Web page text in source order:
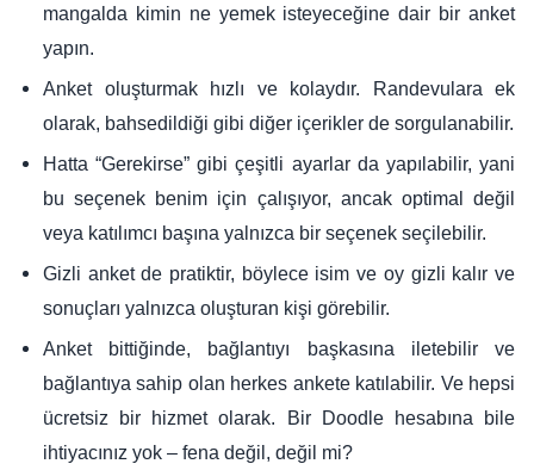
mangalda kimin ne yemek isteyeceğine dair bir anket
yapın.
Anket oluşturmak hızlı ve kolaydır. Randevulara ek
olarak, bahsedildiği gibi diğer içerikler de sorgulanabilir.
Hatta “Gerekirse” gibi çeşitli ayarlar da yapılabilir, yani
bu seçenek benim için çalışıyor, ancak optimal değil
veya katılımcı başına yalnızca bir seçenek seçilebilir.
Gizli anket de pratiktir, böylece isim ve oy gizli kalır ve
sonuçları yalnızca oluşturan kişi görebilir.
Anket bittiğinde, bağlantıyı başkasına iletebilir ve
bağlantıya sahip olan herkes ankete katılabilir. Ve hepsi
ücretsiz bir hizmet olarak. Bir Doodle hesabına bile
ihtiyacınız yok – fena değil, değil mi?